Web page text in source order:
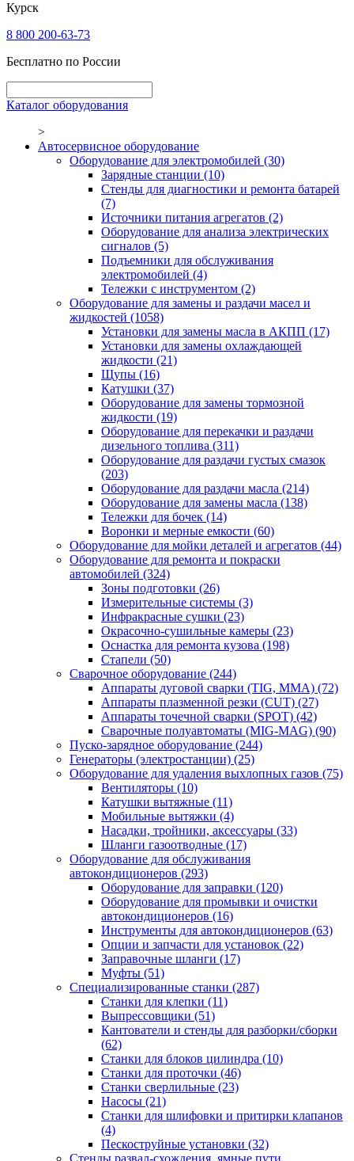
Курск
8 800 200-63-73
Бесплатно по России
Каталог оборудования
>
Автосервисное оборудование
Оборудование для электромобилей (30)
Зарядные станции (10)
Стенды для диагностики и ремонта батарей
(7)
Источники питания агрегатов (2)
Оборудование для анализа электрических
сигналов (5)
Подъемники для обслуживания
электромобилей (4)
Тележки с инструментом (2)
Оборудование для замены и раздачи масел и
жидкостей (1058)
Установки для замены масла в АКПП (17)
Установки для замены охлаждающей
жидкости (21)
Щупы (16)
Катушки (37)
Оборудование для замены тормозной
жидкости (19)
Оборудование для перекачки и раздачи
дизельного топлива (311)
Оборудование для раздачи густых смазок
(203)
Оборудование для раздачи масла (214)
Оборудование для замены масла (138)
Тележки для бочек (14)
Воронки и мерные емкости (60)
Оборудование для мойки деталей и агрегатов (44)
Оборудование для ремонта и покраски
автомобилей (324)
Зоны подготовки (26)
Измерительные системы (3)
Инфракрасные сушки (23)
Окрасочно-сушильные камеры (23)
Оснастка для ремонта кузова (198)
Стапели (50)
Сварочное оборудование (244)
Аппараты дуговой сварки (TIG, MMA) (72)
Аппараты плазменной резки (CUT) (27)
Аппараты точечной сварки (SPOT) (42)
Сварочные полуавтоматы (MIG-MAG) (90)
Пуско-зарядное оборудование (244)
Генераторы (электростанции) (25)
Оборудование для удаления выхлопных газов (75)
Вентиляторы (10)
Катушки вытяжные (11)
Мобильные вытяжки (4)
Насадки, тройники, аксессуары (33)
Шланги газоотводные (17)
Оборудование для обслуживания
автокондиционеров (293)
Оборудование для заправки (120)
Оборудование для промывки и очистки
автокондиционеров (16)
Инструменты для автокондиционеров (63)
Опции и запчасти для установок (22)
Заправочные шланги (17)
Муфты (51)
Специализированные станки (287)
Станки для клепки (11)
Выпрессовщики (51)
Кантователи и стенды для разборки/сборки
(62)
Станки для блоков цилиндра (10)
Станки для проточки (46)
Станки сверлильные (23)
Насосы (21)
Станки для шлифовки и притирки клапанов
(4)
Пескоструйные установки (32)
Стенды развал-схождения, ямные пути,